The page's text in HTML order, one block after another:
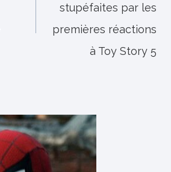
stupéfaites par les
premières réactions
à Toy Story 5